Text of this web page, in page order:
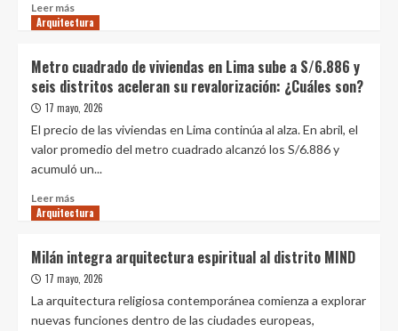
Leer más
más
del
90%
de
compradores
por
áreas
friendly
al
un
departamento
Arquitectura
Metro cuadrado de viviendas en Lima sube a S/6.886 y
seis distritos aceleran su revalorización: ¿Cuáles son?
17 mayo, 2026
El precio de las viviendas en Lima continúa al alza. En abril, el
valor promedio del metro cuadrado alcanzó los S/6.886 y
acumuló un...
Leer más
más
cuadrado
de
viviendas
en
Arquitectura
Milán integra arquitectura espiritual al distrito MIND
17 mayo, 2026
La arquitectura religiosa contemporánea comienza a explorar
nuevas funciones dentro de las ciudades europeas,